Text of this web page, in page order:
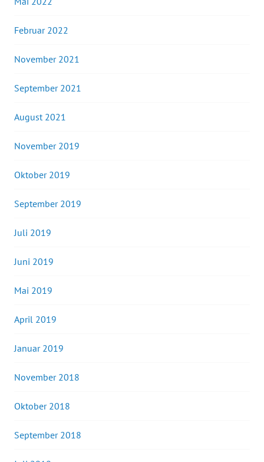
Februar 2022
November 2021
September 2021
August 2021
November 2019
Oktober 2019
September 2019
Juli 2019
Juni 2019
Mai 2019
April 2019
Januar 2019
November 2018
Oktober 2018
September 2018